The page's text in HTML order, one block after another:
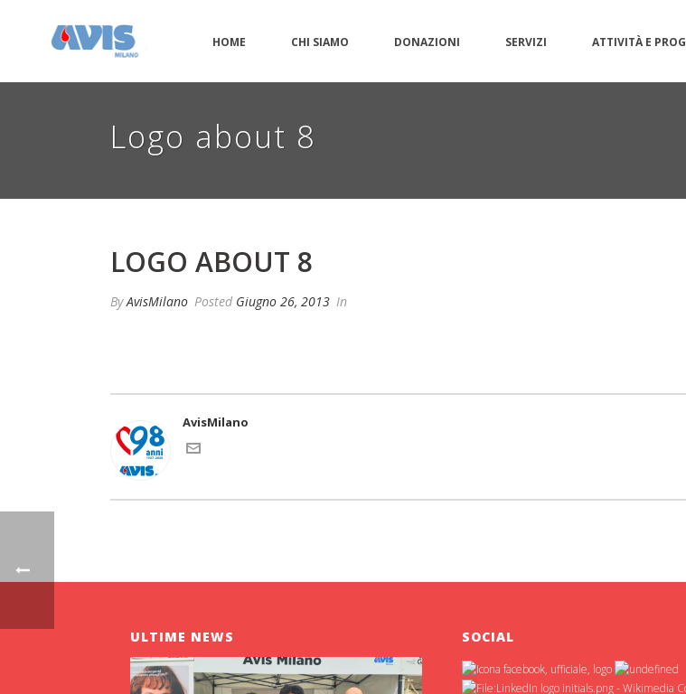
HOME CHI SIAMO DONAZIONI SERVIZI ATTIVITÀ E
Logo about 8
LOGO ABOUT 8
ByAvisMilano Posted Giugno 26, 2013 In
AvisMilano
ULTIME NEWS SOCIAL